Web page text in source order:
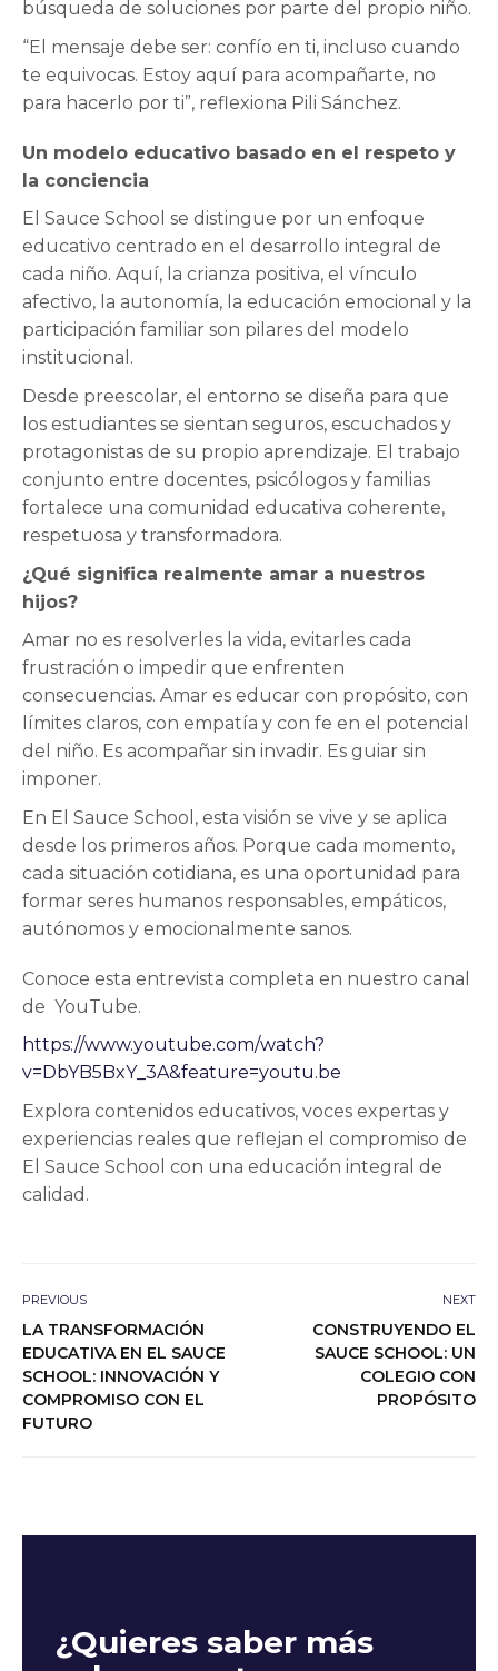
búsqueda de soluciones por parte del propio niño.
“El mensaje debe ser: confío en ti, incluso cuando
te equivocas. Estoy aquí para acompañarte, no
para hacerlo por ti”, reflexiona Pili Sánchez.
Un modelo educativo basado en el respeto y
la conciencia
El Sauce School se distingue por un enfoque
educativo centrado en el desarrollo integral de
cada niño. Aquí, la crianza positiva, el vínculo
afectivo, la autonomía, la educación emocional y la
participación familiar son pilares del modelo
institucional.
Desde preescolar, el entorno se diseña para que
los estudiantes se sientan seguros, escuchados y
protagonistas de su propio aprendizaje. El trabajo
conjunto entre docentes, psicólogos y familias
fortalece una comunidad educativa coherente,
respetuosa y transformadora.
¿Qué significa realmente amar a nuestros
hijos?
Amar no es resolverles la vida, evitarles cada
frustración o impedir que enfrenten
consecuencias. Amar es educar con propósito, con
límites claros, con empatía y con fe en el potencial
del niño. Es acompañar sin invadir. Es guiar sin
imponer.
En El Sauce School, esta visión se vive y se aplica
desde los primeros años. Porque cada momento,
cada situación cotidiana, es una oportunidad para
formar seres humanos responsables, empáticos,
autónomos y emocionalmente sanos.
Conoce esta entrevista completa en nuestro canal
de YouTube.
https://www.youtube.com/watch?
v=DbYB5BxY_3A&feature=youtu.be
Explora contenidos educativos, voces expertas y
experiencias reales que reflejan el compromiso de
El Sauce School con una educación integral de
calidad.
PREVIOUS
LA TRANSFORMACIÓN
EDUCATIVA EN EL SAUCE
SCHOOL: INNOVACIÓN Y
COMPROMISO CON EL
FUTURO
NEXT
CONSTRUYENDO EL
SAUCE SCHOOL: UN
COLEGIO CON
PROPÓSITO
¿Quieres saber más